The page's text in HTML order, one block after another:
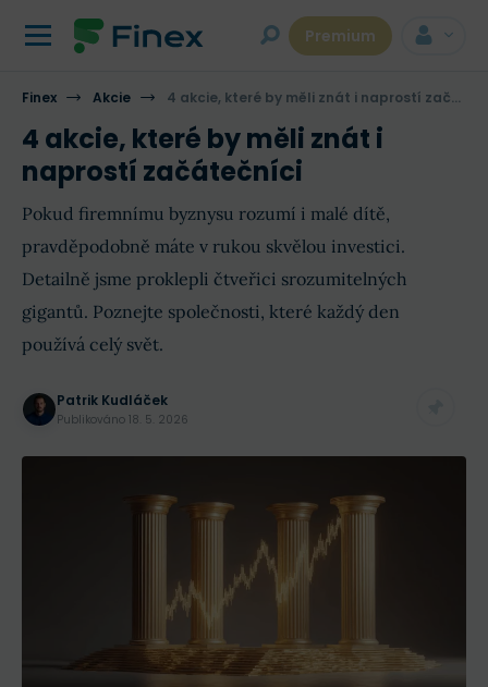
Premium
Finex Akcie 4 akcie, které by měli znát i naprostí začátečníci
4 akcie, které by měli znát i
naprostí začátečníci
Pokud firemnímu byznysu rozumí i malé dítě,
pravděpodobně máte v rukou skvělou investici.
Detailně jsme proklepli čtveřici srozumitelných
gigantů. Poznejte společnosti, které každý den
používá celý svět.
Patrik Kudláček
Publikováno 18. 5. 2026